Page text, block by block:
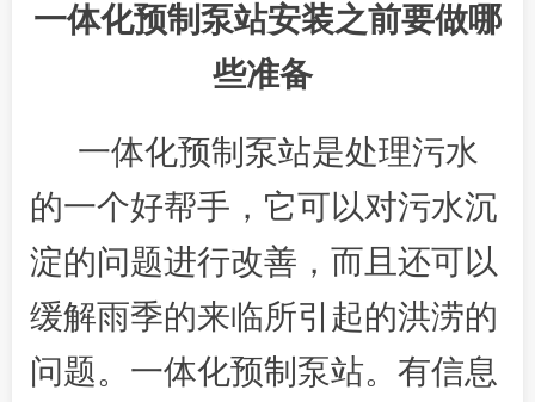
一体化预制泵站安装之前要做哪
些准备
一体化预制泵站是处理污水
的一个好帮手，它可以对污水沉
淀的问题进行改善，而且还可以
缓解雨季的来临所引起的洪涝的
问题。一体化预制泵站。有信息